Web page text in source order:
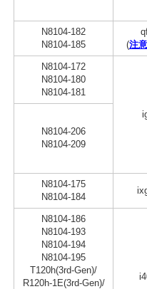
N8104-182
N8104-185
(注
N8104-172
N8104-180
N8104-181
N8104-206
N8104-209
N8104-175
N8104-184
N8104-186
N8104-193
N8104-194
N8104-195
T120h(3rd-Gen)/
R120h-1E(3rd-Gen)/